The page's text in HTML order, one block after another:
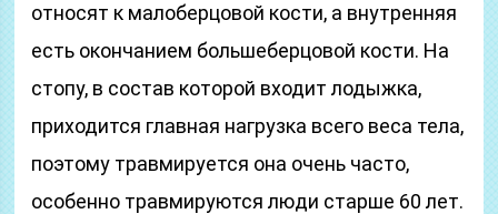
относят к малоберцовой кости, а внутренняя
есть окончанием большеберцовой кости. На
стопу, в состав которой входит лодыжка,
приходится главная нагрузка всего веса тела,
поэтому травмируется она очень часто,
особенно травмируются люди старше 60 лет.